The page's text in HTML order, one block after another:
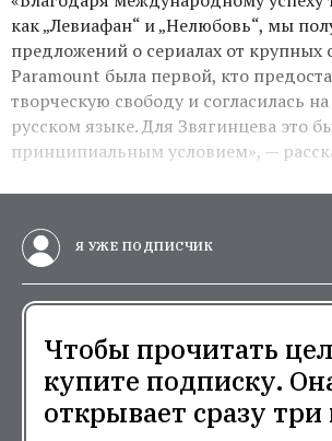
как „Левиафан“ и „Нелюбовь“, мы
предложений о сериалах от крупных
Paramount была первой, кто
творческую свободу и согласилась
русском языке. Для Звягинцева это
принципиальным условием», —
Я УЖЕ ПОДПИСЧИК
Чтобы прочитать
купите подписку.
открывает сразу